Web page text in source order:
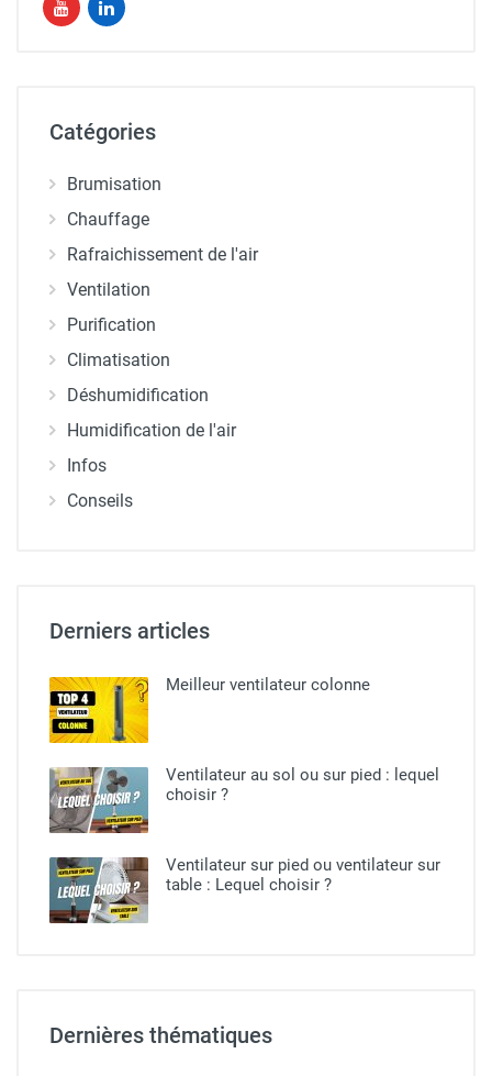
Catégories
Brumisation
Chauffage
Rafraichissement de l'air
Ventilation
Purification
Climatisation
Déshumidification
Humidification de l'air
Infos
Conseils
Derniers articles
Meilleur ventilateur colonne
Ventilateur au sol ou sur pied​ : lequel
choisir ?
Ventilateur sur pied ou ventilateur sur
table : Lequel choisir ?
Dernières thématiques